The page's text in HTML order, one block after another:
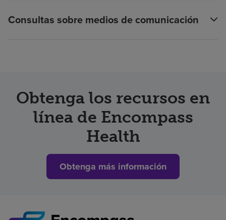
Consultas sobre medios de comunicación
Obtenga los recursos en
línea de Encompass
Health
Obtenga más información